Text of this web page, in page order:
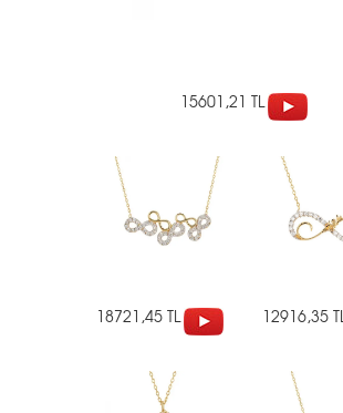
15601,21 TL
18721,45 TL 12916,35 TL